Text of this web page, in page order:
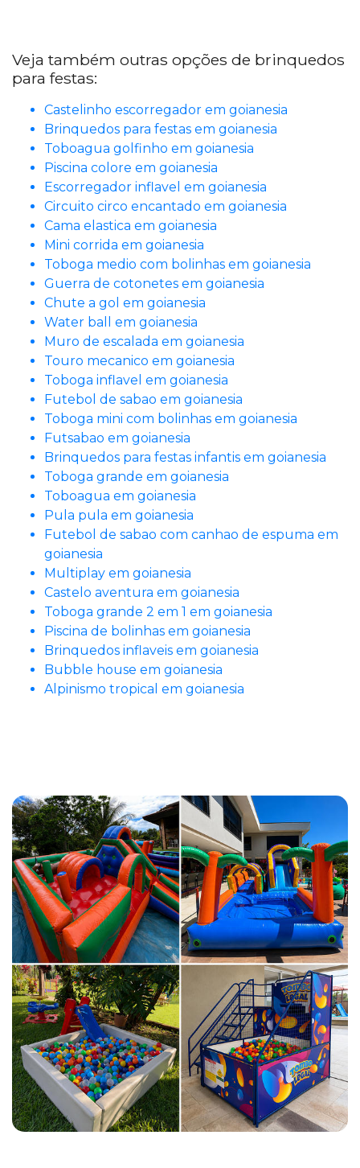
Veja também outras opções de brinquedos
para festas:
Castelinho escorregador em goianesia
Brinquedos para festas em goianesia
Toboagua golfinho em goianesia
Piscina colore em goianesia
Escorregador inflavel em goianesia
Circuito circo encantado em goianesia
Cama elastica em goianesia
Mini corrida em goianesia
Toboga medio com bolinhas em goianesia
Guerra de cotonetes em goianesia
Chute a gol em goianesia
Water ball em goianesia
Muro de escalada em goianesia
Touro mecanico em goianesia
Toboga inflavel em goianesia
Futebol de sabao em goianesia
Toboga mini com bolinhas em goianesia
Futsabao em goianesia
Brinquedos para festas infantis em goianesia
Toboga grande em goianesia
Toboagua em goianesia
Pula pula em goianesia
Futebol de sabao com canhao de espuma em
goianesia
Multiplay em goianesia
Castelo aventura em goianesia
Toboga grande 2 em 1 em goianesia
Piscina de bolinhas em goianesia
Brinquedos inflaveis em goianesia
Bubble house em goianesia
Alpinismo tropical em goianesia